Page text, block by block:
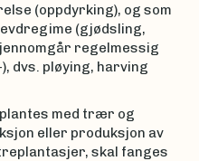
(oppdyrking), og som
(gjødsling,
regelmessig
dvs. pløying, harving
med trær og
eller produksjon av
skal fanges